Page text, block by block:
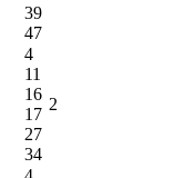
39
47
4
11
16
17
27
34
2